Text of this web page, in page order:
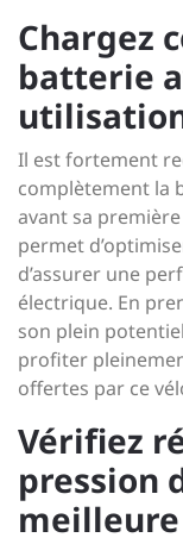
Chargez
batterie
Il est fortement
complètement la
avant sa
permet
d’assurer une
électrique. En
son plein
profiter
offertes par ce
Vérifiez
pression